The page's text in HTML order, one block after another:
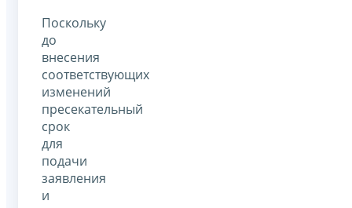
Поскольку
до
внесения
соответствующих
изменений
пресекательный
срок
для
подачи
заявления
и